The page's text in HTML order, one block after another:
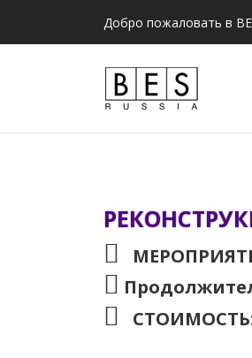
Добро пожаловать в